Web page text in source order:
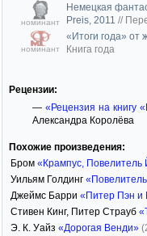
номинант
Немецкая
Preis, 2011 //
номинант
«Итоги года» от
Книга года
Рецензии:
— «Рецензия на книгу
Александра Королёва
Похожие произведения:
Бром «Крампус, Повелитель
Уильям Голдинг
Джеймс Барри «Питер Пэн и
Стивен Кинг, Питер Страуб
Э. К. Уайз «Дорогая Венди»